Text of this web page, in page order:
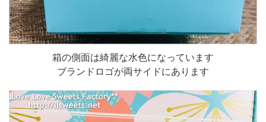
箱の側面は綺麗な水色になっています
ブランドロゴが両サイドにあります